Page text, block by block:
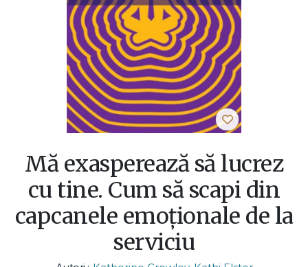
Mă exasperează să lucrez
cu tine. Cum să scapi din
capcanele emoţionale de la
serviciu